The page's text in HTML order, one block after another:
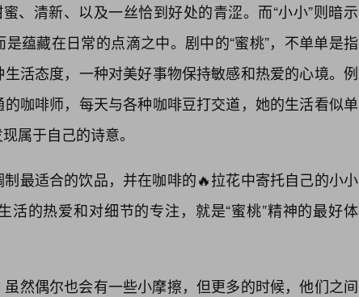
、清新、以及一丝恰到好处的青涩。而“小小”则暗示
蕴藏在日常的点滴之中。剧中的“蜜桃”，不单单是指
活态度，一种对美好事物保持敏感和热爱的心境。例
咖啡师，每天与各种咖啡豆打交道，她的生活看似单
属于自己的诗意。
最适合的饮品，并在咖啡的🔥拉花中寄托自己的小小
活的热爱和对细节的专注，就是“蜜桃”精神的最好体
然偶尔也会有一些小摩擦，但更多的时候，他们之间